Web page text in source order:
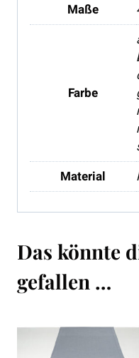
Maße
Farbe
Material
Das könnte
gefallen …